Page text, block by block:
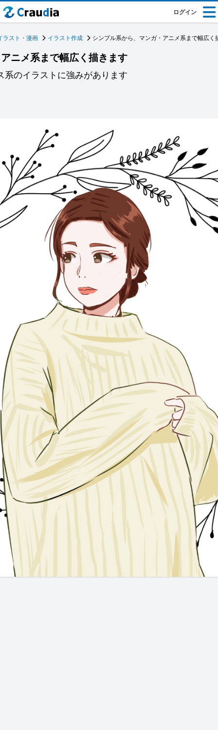
ログイン
ラスト・漫画 イラスト作成 シンプル系から、マンガ・アニメ系まで幅広く
ニメ系まで幅広く描きます
系のイラストに強みがあります